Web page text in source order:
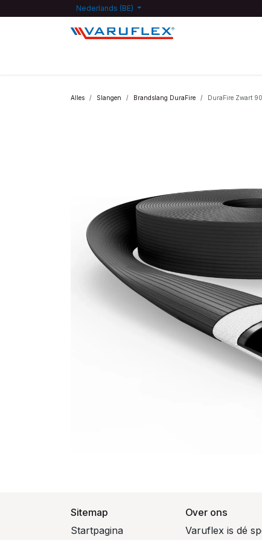
Nederlands (BE)
Alles Slangen Brandslang DuraFire DuraFire Zwart
Sitemap
Startpagina
Over ons
Varuflex is dé